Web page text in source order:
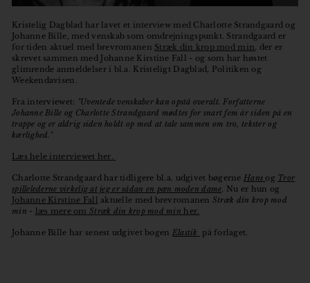
Kristelig Dagblad har lavet et interview med Charlotte Strandgaard og
Johanne Bille, med venskab som omdrejningspunkt. Strandgaard er
for tiden aktuel med brevromanen Stræk din krop mod min, der er
skrevet sammen med Johanne Kirstine Fall - og som har høstet
glimrende anmeldelser i bl.a. Kristeligt Dagblad, Politiken og
Weekendavisen.
Fra interviewet: "Uventede venskaber kan opstå overalt. Forfatterne
Johanne Bille og Charlotte Strandgaard mødtes for snart fem år siden på en
trappe og er aldrig siden holdt op med at tale sammen om tro, tekster og
kærlighed."
Læs hele interviewet her.
Charlotte Strandgaard har tidligere bl.a. udgivet bøgerne Hans og Tror
spillelederne virkelig at jeg er sådan en pæn moden dame. Nu er hun og
Johanne Kirstine Fall
aktuelle med brevromanen Stræk din krop mod
min - læs mere om Stræk din krop mod min her.
Johanne Bille har senest udgivet bogen Elastik på forlaget.